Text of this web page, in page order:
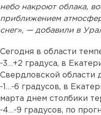
небо накроют облака,
приближением
снег», — добавили в
Сегодня в области
-3…+2 градуса, в
Свердловской области
-1…-6 градусов, в
марта днем столбики
-4…-9 градусов, по